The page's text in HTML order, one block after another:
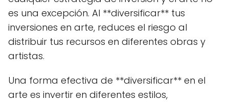
es una excepción. Al **diversificar** tus
inversiones en arte, reduces el riesgo al
distribuir tus recursos en diferentes obras y
artistas.
Una forma efectiva de **diversificar** en el
arte es invertir en diferentes estilos,